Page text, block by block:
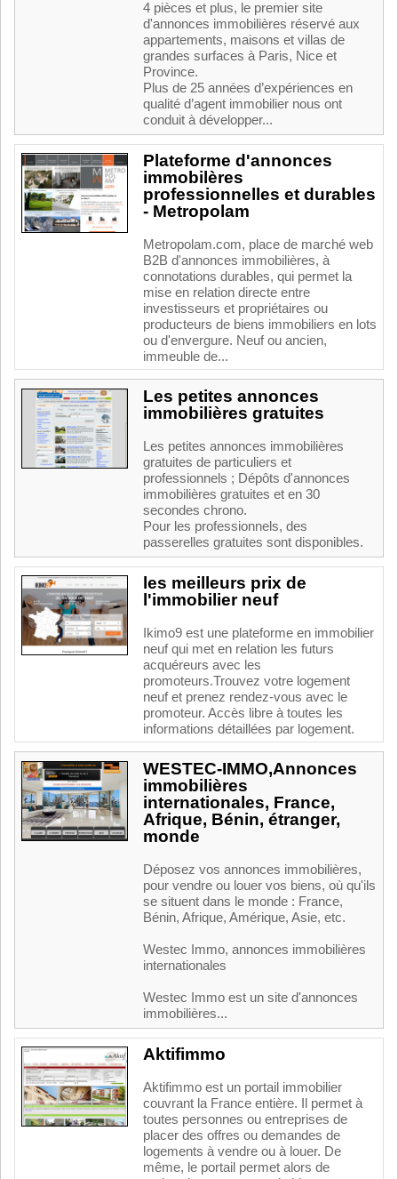
4 pièces et plus, le premier site
d'annonces immobilières réservé aux
appartements, maisons et villas de
grandes surfaces à Paris, Nice et
Province.
Plus de 25 années d’expériences en
qualité d’agent immobilier nous ont
conduit à développer...
Plateforme d'annonces
immobilères
professionnelles et durables
- Metropolam
Metropolam.com, place de marché web
B2B d'annonces immobilières, à
connotations durables, qui permet la
mise en relation directe entre
investisseurs et propriétaires ou
producteurs de biens immobiliers en lots
ou d'envergure. Neuf ou ancien,
immeuble de...
Les petites annonces
immobilières gratuites
Les petites annonces immobilières
gratuites de particuliers et
professionnels ; Dépôts d'annonces
immobilières gratuites et en 30
secondes chrono.
Pour les professionnels, des
passerelles gratuites sont disponibles.
les meilleurs prix de
l'immobilier neuf
Ikimo9 est une plateforme en immobilier
neuf qui met en relation les futurs
acquéreurs avec les
promoteurs.Trouvez votre logement
neuf et prenez rendez-vous avec le
promoteur. Accès libre à toutes les
informations détaillées par logement.
WESTEC-IMMO,Annonces
immobilières
internationales, France,
Afrique, Bénin, étranger,
monde
Déposez vos annonces immobilières,
pour vendre ou louer vos biens, où qu'ils
se situent dans le monde : France,
Bénin, Afrique, Amérique, Asie, etc.
Westec Immo, annonces immobilières
internationales
Westec Immo est un site d'annonces
immobilières...
Aktifimmo
Aktifimmo est un portail immobilier
couvrant la France entière. Il permet à
toutes personnes ou entreprises de
placer des offres ou demandes de
logements à vendre ou à louer. De
même, le portail permet alors de